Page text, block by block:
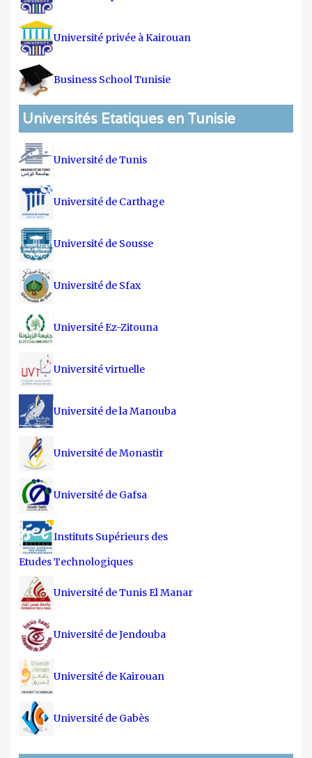
Université privée à Kairouan
Business School Tunisie
Universités Etatiques en Tunisie
Université de Tunis
Université de Carthage
Université de Sousse
Université de Sfax
Université Ez-Zitouna
Université virtuelle
Université de la Manouba
Université de Monastir
Université de Gafsa
Instituts Supérieurs des
Etudes Technologiques
Université de Tunis El Manar
Université de Jendouba
Université de Kairouan
Université de Gabès